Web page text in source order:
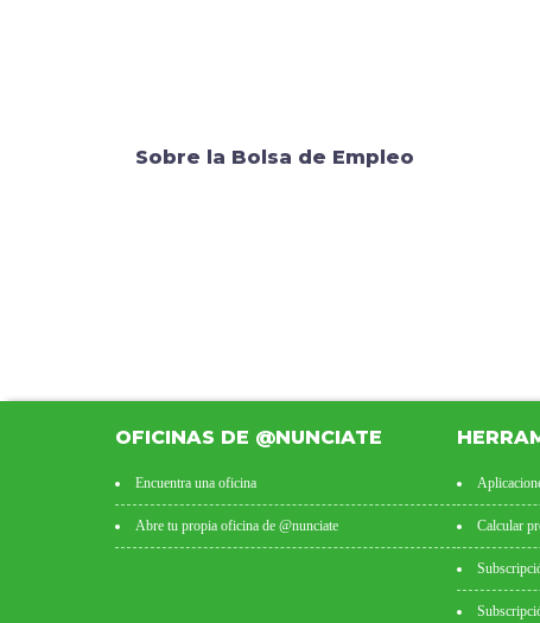
Sobre la Bolsa de Empleo
OFICINAS DE @NUNCIATE
Encuentra una oficina
Abre tu propia oficina de @nunciate Calcular